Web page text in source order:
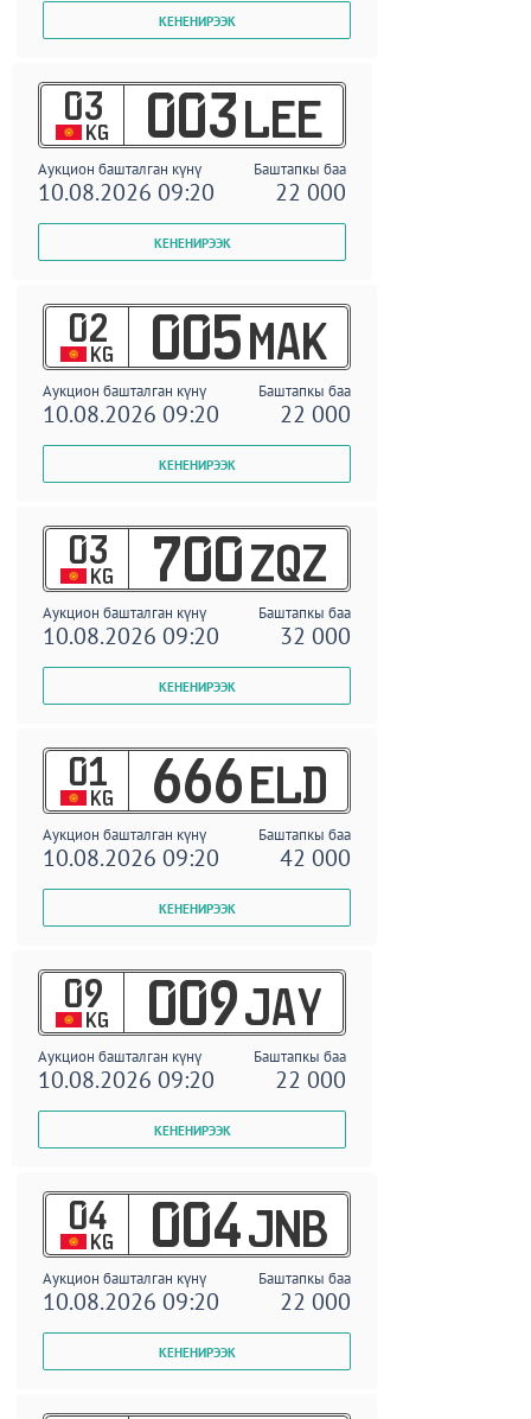
03
KG 003 LEE
Аукцион башталган күнү Баштапкы баа
10.08.2026 09:20 22 000
02
KG 005 MAK
Аукцион башталган күнү Баштапкы баа
10.08.2026 09:20 22 000
03
KG 700 ZQZ
Аукцион башталган күнү Баштапкы баа
10.08.2026 09:20 32 000
01
KG 666 ELD
Аукцион башталган күнү Баштапкы баа
10.08.2026 09:20 42 000
09
KG 009 JAY
Аукцион башталган күнү Баштапкы баа
10.08.2026 09:20 22 000
04
KG 004 JNB
Аукцион башталган күнү Баштапкы баа
10.08.2026 09:20 22 000